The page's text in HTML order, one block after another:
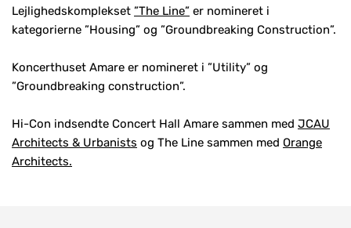
Lejlighedskomplekset ”The Line” er nomineret i
kategorierne ”Housing” og ”Groundbreaking Construction”.
Koncerthuset Amare er nomineret i ”Utility” og
”Groundbreaking construction”.
Hi-Con indsendte Concert Hall Amare sammen med JCAU
Architects & Urbanists og The Line sammen med Orange
Architects.